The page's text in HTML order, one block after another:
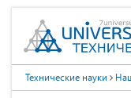
Технические науки